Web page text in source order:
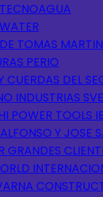
TOMAS MARTIN
PERIO
CUERDAS DEL
INDUSTRIAS
POWER TOOLS
Y JOSE
GRANDES